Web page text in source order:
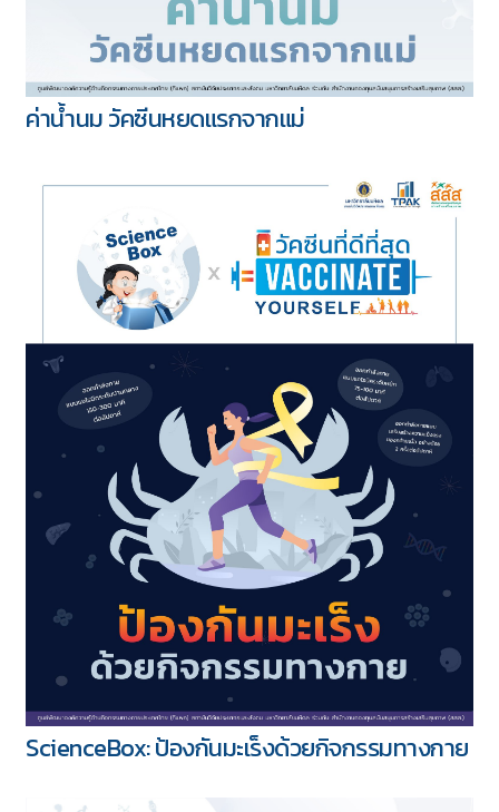
ค่าน้ำนม วัคซีนหยดแรกจากแม่
ScienceBox: ป้องกันมะเร็งด้วยกิจกรรมทางกาย